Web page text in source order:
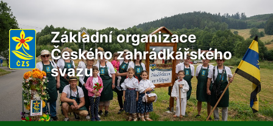
Základní organizace
Českého zahrádkářského
svazu